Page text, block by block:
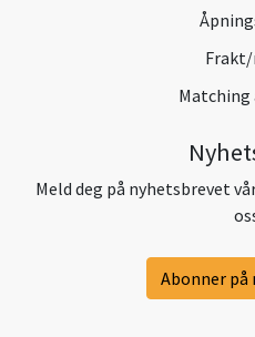
Matching
Meld deg på nyhetsbrevet
Abonner på